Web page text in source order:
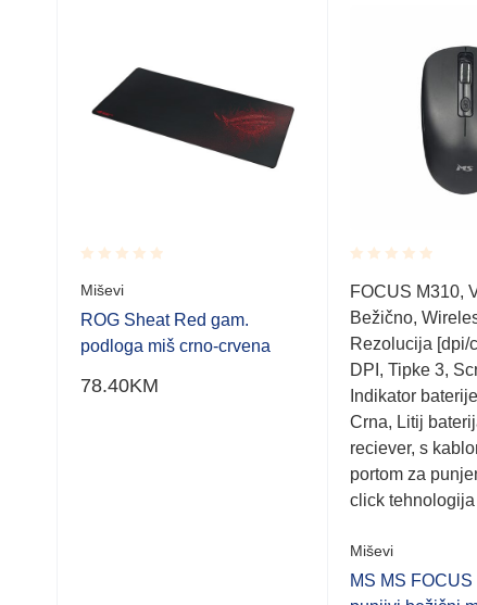
Rated
0.001
out
5
Miševi
ROG Sheat Red gam.
podloga miš crno-crvena
78.40KM
Rated
0.001
out
of
5
FOCUS M310,
Bežično,
Rezolucija [dpi/
DPI, Tipke 3,
Indikator
Crna, Litij
reciever, s
portom za
click tehnologija
Miševi
MS MS FOCUS